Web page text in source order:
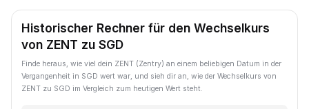
Historischer Rechner für den Wechselkurs
von ZENT zu SGD
Finde heraus, wie viel dein ZENT (Zentry) an einem beliebigen Datum in der
Vergangenheit in SGD wert war, und sieh dir an, wie der Wechselkurs von
ZENT zu SGD im Vergleich zum heutigen Wert steht.